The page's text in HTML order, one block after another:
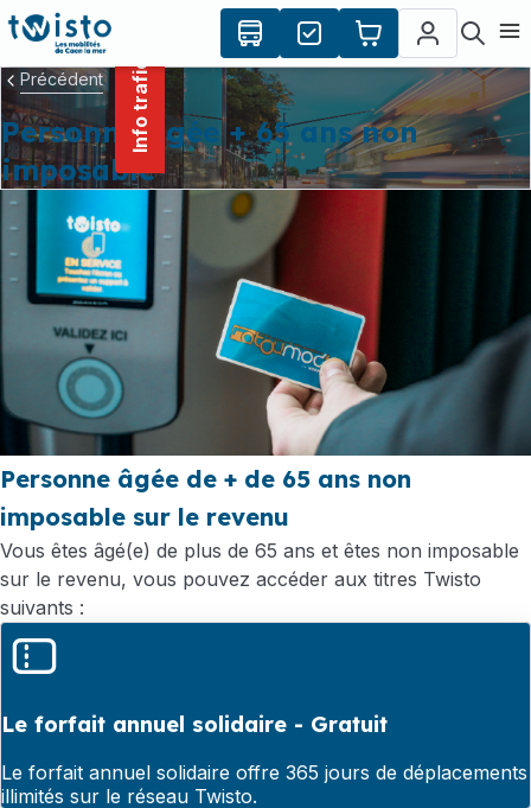
principal
Info trafic
Précédent
Personne âgée + 65 ans non
imposable
Personne âgée de + de 65 ans non
imposable sur le revenu
Vous êtes âgé(e) de plus de 65 ans et êtes non imposable
sur le revenu, vous pouvez accéder aux titres Twisto
suivants :
Le forfait annuel solidaire - Gratuit
Le forfait annuel solidaire offre 365 jours de déplacements
illimités sur le réseau Twisto.
Panneau de gestion des cookies